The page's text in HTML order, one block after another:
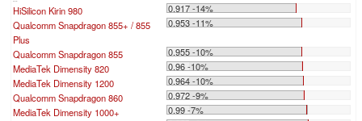
HiSilicon Kirin 980
0.917 -14%
Qualcomm Snapdragon 855+ / 855
Plus
0.953 -11%
Qualcomm Snapdragon 855
0.955 -10%
MediaTek Dimensity 820
0.96 -10%
MediaTek Dimensity 1200
0.964 -10%
Qualcomm Snapdragon 860
0.972 -9%
MediaTek Dimensity 1000+
0.99 -7%